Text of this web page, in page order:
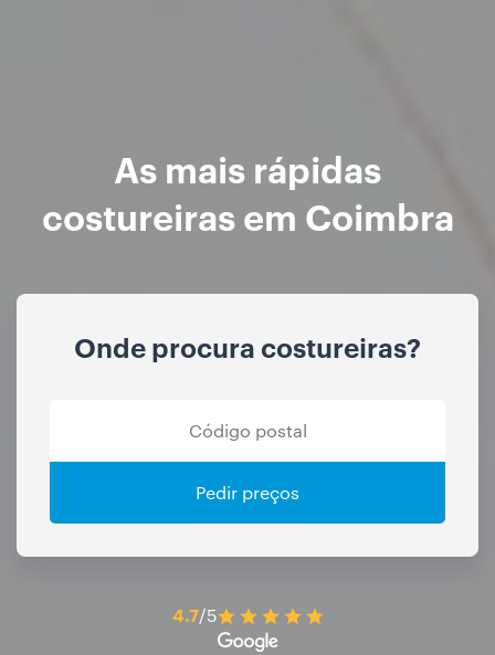
As mais rápidas
costureiras em Coimbra
Onde procura costureiras?
Pedir preços
4.7/5